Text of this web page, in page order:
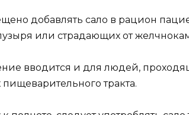
добавлять сало в рацион
или страдающих от
вводится и для людей,
тракта.